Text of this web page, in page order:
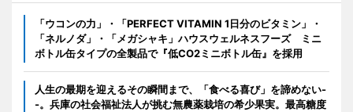
「ウコンの力」・「PERFECT VITAMIN 1日分のビタミン」・
「ネルノダ」・「メガシャキ」ハウスウェルネスフーズ ミニ
ボトル缶タイプの全製品で『低CO2ミニボトル缶』を採用
人生の最期を迎えるその瞬間まで、「食べる喜び」を諦めない-
-。兵庫の社会福祉法人が挑む無農薬栽培の希少果実。最高糖度